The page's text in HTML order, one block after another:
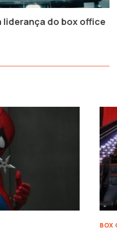
liderança do box office
BOX